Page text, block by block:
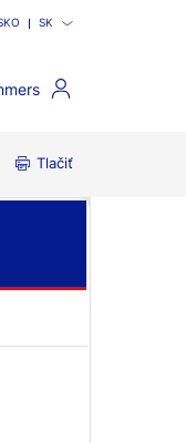
SK
Tlačiť